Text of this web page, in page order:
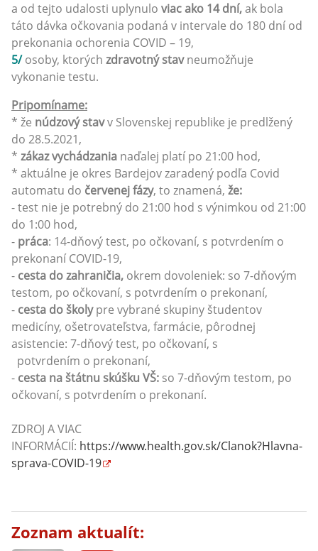
a od tejto udalosti uplynulo viac ako 14 dní,ak bola
táto dávka očkovania podaná v intervale do 180 dní od
prekonania ochorenia COVID – 19,
5/osoby, ktorých zdravotný stavneumožňuje
vykonanie testu.
Pripomíname:
* že núdzový stavv Slovenskej republike je predlžený
do 28.5.2021,
* zákaz vychádzania naďalej platí po 21:00 hod,
* aktuálne je okres Bardejov zaradený podľa Covid
automatu do červenej fázy, to znamená, že:
- test nie je potrebný do 21:00 hod s výnimkou od 21:00
do 1:00 hod,
- práca: 14-dňový test, po očkovaní, s potvrdením o
prekonaní COVID-19,
- cesta do zahraničia, okrem dovoleniek: so 7-dňovým
testom, po očkovaní, s potvrdením o prekonaní,
- cesta do školypre vybrané skupiny študentov
medicíny, ošetrovateľstva, farmácie, pôrodnej
asistencie: 7-dňový test, po očkovaní, s
potvrdením o prekonaní,
- cesta na štátnu skúšku VŠ: so 7-dňovým testom, po
očkovaní, s potvrdením o prekonaní.
ZDROJ A VIAC
INFORMÁCIÍ: https://www.health.gov.sk/Clanok?Hlavna-
sprava-COVID-19
Zoznam aktualít: